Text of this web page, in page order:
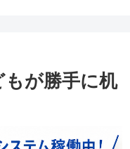
もが勝手に机